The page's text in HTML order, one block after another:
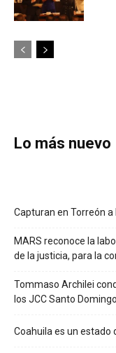
Lo más nuevo
Capturan en Torreón
MARS reconoce la
de la justicia, para la
Tommaso Archilei
los JCC Santo
Coahuila es un